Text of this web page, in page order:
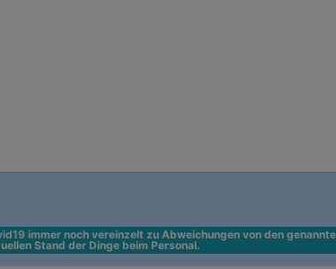
immer noch vereinzelt zu Abweichungen von den
Stand der Dinge beim Personal.